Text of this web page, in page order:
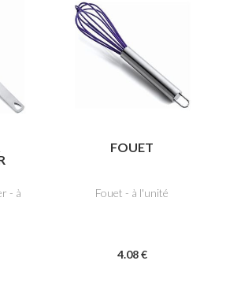
- à
FOUET
Fouet - à l'unité
4.08 €